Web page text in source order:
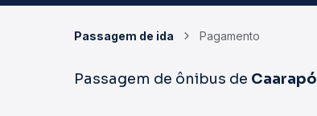
Passagem de ida Pagamento
Passagem de ônibus de Caarapó